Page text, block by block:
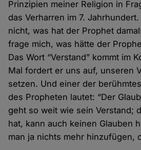
Prinzipien meiner Religion in
das Verharren im 7.
nicht, was hat der Prophet
frage mich, was hätte der
Das Wort “Verstand” kommt im
Mal fordert er uns auf, unseren
setzen. Und einer der
des Propheten lautet: “Der
geht so weit wie sein Verstand;
hat, kann auch keinen Glauben
man ja nichts mehr hinzu­fügen,